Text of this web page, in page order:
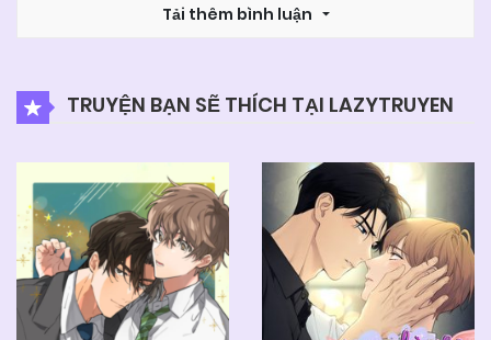
Tải thêm bình luận
TRUYỆN BẠN SẼ THÍCH TẠI LAZYTRUYEN